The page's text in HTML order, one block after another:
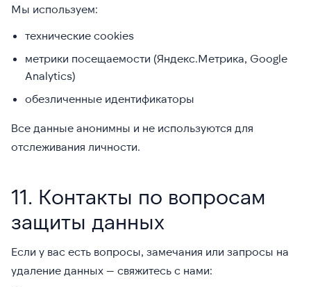
Мы используем:
технические cookies
метрики посещаемости (Яндекс.Метрика, Google
Analytics)
обезличенные идентификаторы
Все данные анонимны и не используются для
отслеживания личности.
11. Контакты по вопросам
защиты данных
Если у вас есть вопросы, замечания или запросы на
удаление данных — свяжитесь с нами: